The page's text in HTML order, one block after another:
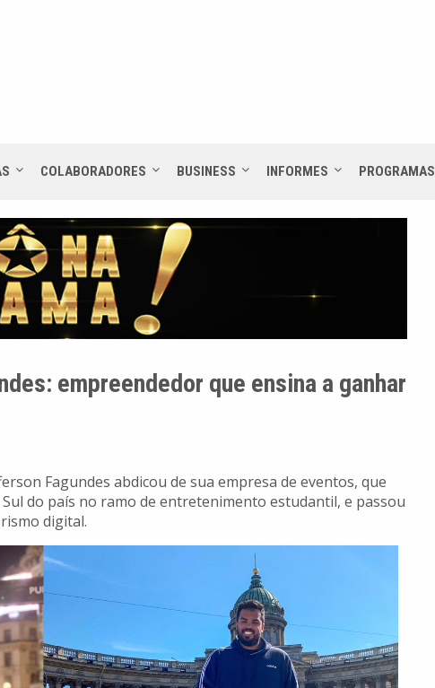
COLABORADORES BUSINESS INFORMES PROGRAMAS
empreendedor que ensina a ganhar
Fagundes abdicou de sua empresa de eventos, que
do país no ramo de entretenimento estudantil, e passou
digital.